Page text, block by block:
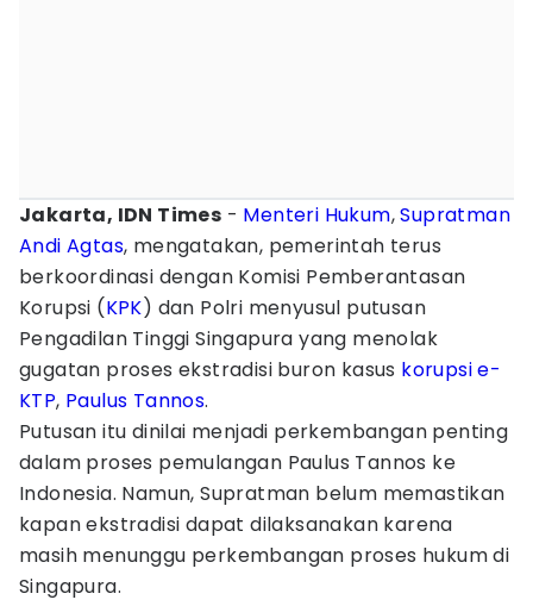
Jakarta, IDN Times - Menteri Hukum,Supratman
Andi Agtas, mengatakan, pemerintah terus
berkoordinasi dengan Komisi Pemberantasan
Korupsi (KPK) dan Polri menyusul putusan
Pengadilan Tinggi Singapura yang menolak
gugatan proses ekstradisi buron kasus korupsi e-
KTP, Paulus Tannos.
Putusan itu dinilai menjadi perkembangan penting
dalam proses pemulangan Paulus Tannos ke
Indonesia. Namun, Supratman belum memastikan
kapan ekstradisi dapat dilaksanakan karena
masih menunggu perkembangan proses hukum di
Singapura.